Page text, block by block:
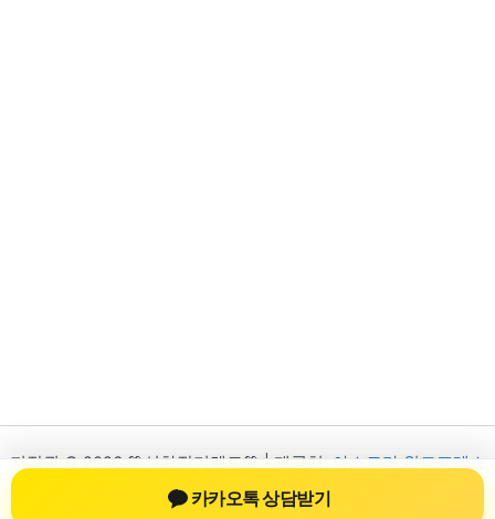
저작권 © 2026 💚신차장기렌트💚 | 제공처:
아스트라 워드프레스
테마
카카오톡 상담받기